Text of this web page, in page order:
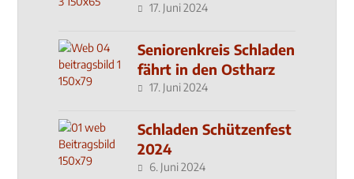
17. Juni 2024
Seniorenkreis Schladen
fährt in den Ostharz
17. Juni 2024
Schladen Schützenfest
2024
6. Juni 2024